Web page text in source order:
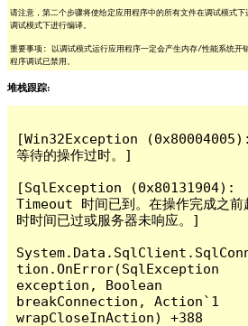
请注意，第二个步骤将使给定应用程序中的所有文件在调试模式
调试模式下进行编译。
重要事项: 以调试模式运行应用程序一定会产生内存/性能系统开
程序调试已禁用。
堆栈跟踪:
[Win32Exception (0x80004005):
等待的操作过时。]
[SqlException (0x80131904):
Timeout 时间已到。在操作完成之前
时时间已过或服务器未响应。]
tion.OnError(SqlException
exception, Boolean
breakConnection, Action`1
wrapCloseInAction) +388